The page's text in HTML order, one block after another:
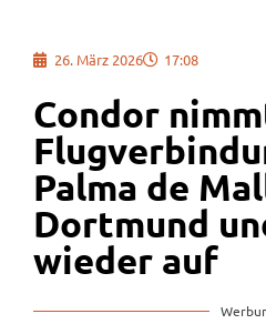
26. März 2026 17:08
Condor
Palma de
Dortmund
wieder auf